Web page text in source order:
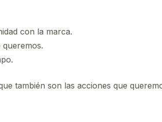
con la marca.
también son las acciones que